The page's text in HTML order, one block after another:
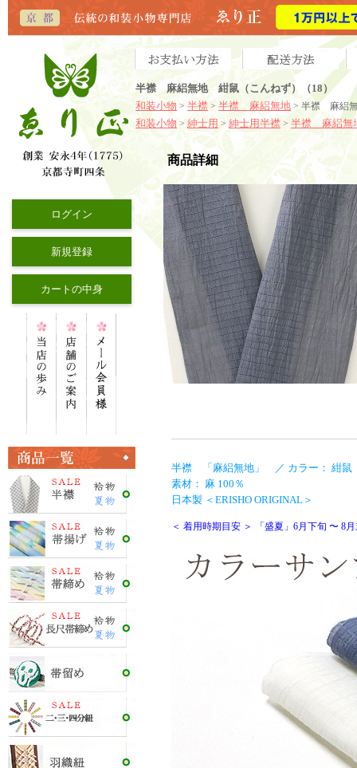
半襟 麻絽無地 紺鼠（こんねず）（18）
和装小物 > 半襟 > 半襟 麻絽無地 > 半襟 麻絽
和装小物 >紳士用 > 紳士用半襟 > 半襟 麻絽無
ログイン
新規登録
カートの中身
商品詳細
半襟 「麻絽無地」 ／ カラー： 紺鼠
素材： 麻 100％
日本製 ＜ERISHO ORIGINAL＞
＜ 着用時期目安 ＞ 「盛夏」6月下旬 〜 8